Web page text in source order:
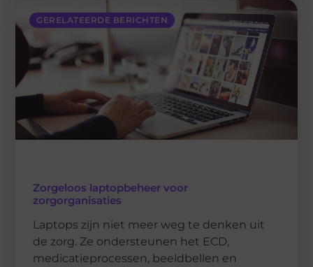
GERELATEERDE BERICHTEN
Zorgeloos laptopbeheer voor
zorgorganisaties
Laptops zijn niet meer weg te denken uit
de zorg. Ze ondersteunen het ECD,
medicatieprocessen, beeldbellen en